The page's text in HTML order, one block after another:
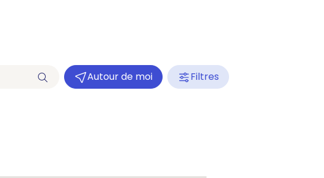
Autour de moi Filtres